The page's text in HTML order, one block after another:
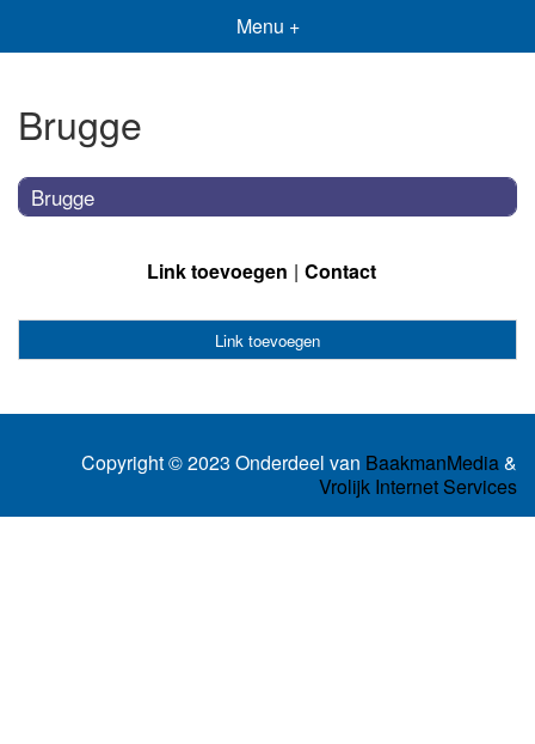
Menu +
Brugge
Brugge
Link toevoegen Contact
Link toevoegen
Copyright © 2023 Onderdeel van BaakmanMedia&
Vrolijk Internet Services